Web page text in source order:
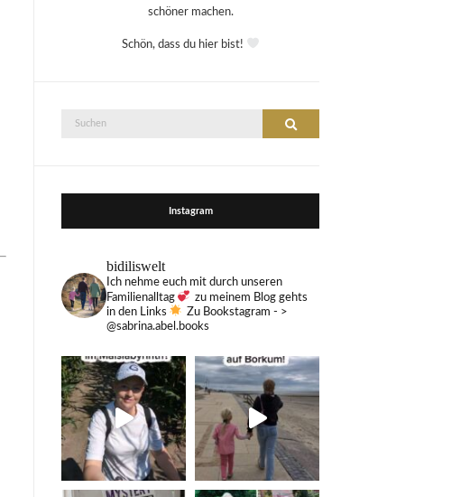
schöner machen.
Schön, dass du hier bist!
Suche
Instagram
bidiliswelt
Ich nehme euch mit durch unseren
Familienalltag
zu meinem Blog gehts
in den Links
Zu Bookstagram - >
@sabrina.abel.books